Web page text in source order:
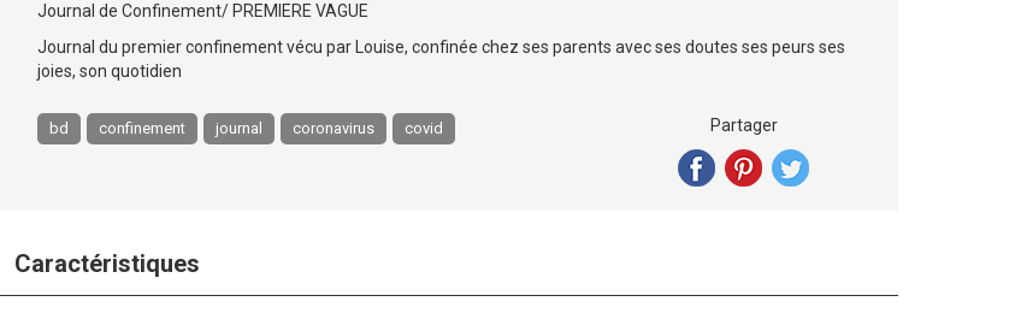
Journal de Confinement/ PREMIERE VAGUE
Journal du premier confinement vécu par Louise, confinée chez ses parents avec ses doutes ses peurs ses
joies, son quotidien
bd confinement journal coronavirus covid Partager
Caractéristiques